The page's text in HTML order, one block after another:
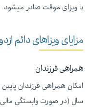
با ویزای موقت صادر میشود.
مزایای ویزاهای دائم
همراهی فرزندان
سال (در صورت وابستگی مالی